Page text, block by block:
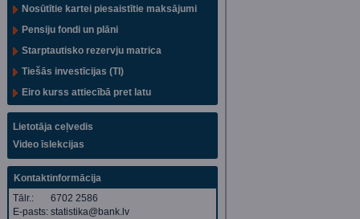
Nosūtītie kartei piesaistītie maksājumi
Pensiju fondi un plāni
Starptautisko rezervju matrica
Tiešās investīcijas (TI)
Eiro kurss attiecībā pret latu
Lietotāja ceļvedis
Video īslekcijas
Kontaktinformācija
Tālr.:
6702 2586
E-pasts: statistika@bank.lv